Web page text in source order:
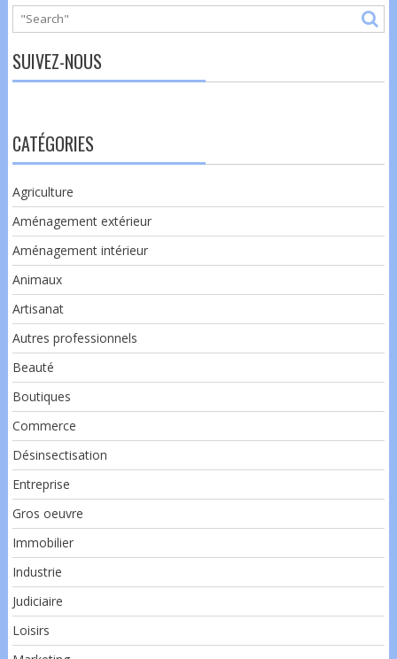
SUIVEZ-NOUS
CATÉGORIES
Agriculture
Aménagement extérieur
Aménagement intérieur
Animaux
Artisanat
Autres professionnels
Beauté
Boutiques
Commerce
Désinsectisation
Entreprise
Gros oeuvre
Immobilier
Industrie
Judiciaire
Loisirs